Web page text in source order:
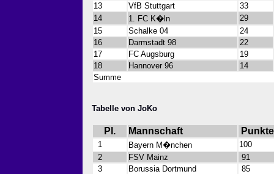
13
VfB Stuttgart
33
14
1. FC K�ln
29
15
Schalke 04
24
16
Darmstadt 98
22
17
FC Augsburg
19
18
Hannover 96
14
Summe
Tabelle von JoKo
Pl. Mannschaft Punkte
1 Bayern M�nchen
100
2
FSV Mainz
91
3
Borussia Dortmund
85